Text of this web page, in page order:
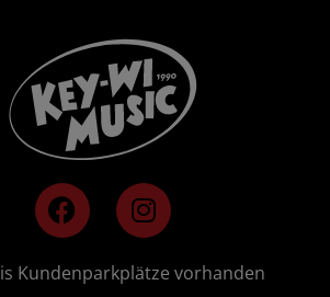
F
a
c
e
I
n
s
t
Kundenparkplätze vorhanden